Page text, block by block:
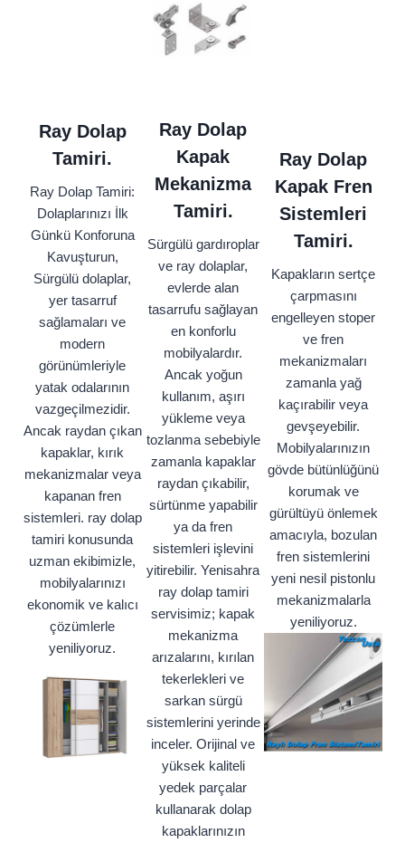
Ray Dolap
Tamiri.
Ray Dolap Tamiri:
Dolaplarınızı İlk
Günkü Konforuna
Kavuşturun,
Sürgülü dolaplar,
yer tasarruf
sağlamaları ve
modern
görünümleriyle
yatak odalarının
vazgeçilmezidir.
Ancak raydan çıkan
kapaklar, kırık
mekanizmalar veya
kapanan fren
sistemleri. ray dolap
tamiri konusunda
uzman ekibimizle,
mobilyalarınızı
ekonomik ve kalıcı
çözümlerle
yeniliyoruz.
Ray Dolap
Kapak
Mekanizma
Tamiri.
Sürgülü gardıroplar
ve ray dolaplar,
evlerde alan
tasarrufu sağlayan
en konforlu
mobilyalardır.
Ancak yoğun
kullanım, aşırı
yükleme veya
tozlanma sebebiyle
zamanla kapaklar
raydan çıkabilir,
sürtünme yapabilir
ya da fren
sistemleri işlevini
yitirebilir. Yenisahra
ray dolap tamiri
servisimiz; kapak
mekanizma
arızalarını, kırılan
tekerlekleri ve
sarkan sürgü
sistemlerini yerinde
inceler. Orijinal ve
yüksek kaliteli
yedek parçalar
kullanarak dolap
kapaklarınızın
Ray Dolap
Kapak Fren
Sistemleri
Tamiri.
Kapakların sertçe
çarpmasını
engelleyen stoper
ve fren
mekanizmaları
zamanla yağ
kaçırabilir veya
gevşeyebilir.
Mobilyalarınızın
gövde bütünlüğünü
korumak ve
gürültüyü önlemek
amacıyla, bozulan
fren sistemlerini
yeni nesil pistonlu
mekanizmalarla
yeniliyoruz.